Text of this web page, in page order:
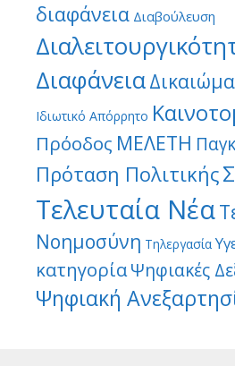
διαφάνεια Διαβούλευση
Διαφάνεια
Ιδιωτικό Απόρρητο
Πρόοδος ΜΕΛΕΤΗ
Πρόταση Πολιτικής
Τελευταία Νέα
Νοημοσύνη Τηλεργασία
κατηγορίαΨηφιακές
Ψηφιακή